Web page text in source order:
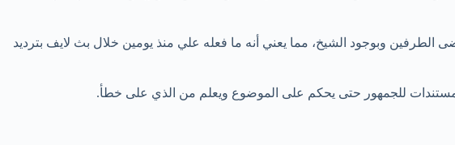
وبوجود الشيخ، مما يعني أنه ما فعله علي منذ يومين خلال بث لايف بترديد
للجمهور حتى يحكم على الموضوع ويعلم من الذي على خطأ.